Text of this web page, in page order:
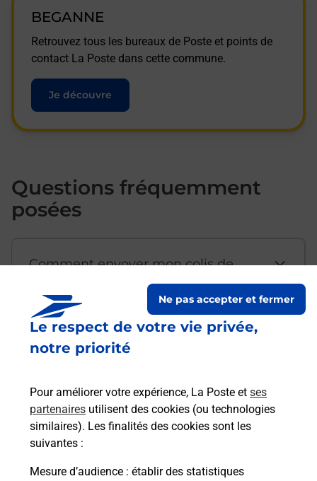
Le respect de votre vie privée,
notre priorité
Pour améliorer votre expérience, La Poste et ses
partenaires utilisent des cookies (ou technologies
similaires). Les finalités des cookies sont les
suivantes :
Mesure d’audience : établir des statistiques
Ne pas accepter et fermer
BEGANNE
Retrouvez tous les bureaux de Poste et points de
contact La Poste dans cette commune.
Je découvre
Questions fréquemment
posées
Comment envoyer mon colis de
Est-il possible d’acheter un
emballage directement depuis un
Comment demander une
modification de livraison ?